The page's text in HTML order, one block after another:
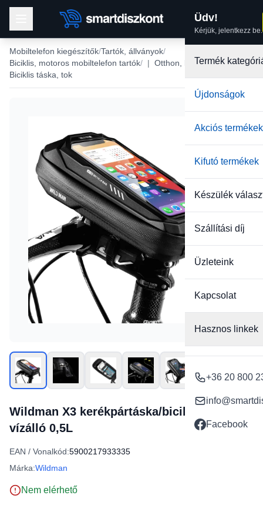
Üdv!
Kérjük, jelentkezz be.
Termék
Újdonságok
Akciós termékek
Kifutó termékek
Készülék
Szállítási díj
Üzleteink
Kapcsolat
Hasznos linkek
+36 20 800
Facebook
Mobiltelefon kiegészítők Tartók, állványok
Biciklis, motoros mobiltelefon tartók
| Otthon, kert
Biciklis táska, tok
Wildman X3 kerékpártáska/biciklis táska
vízálló 0,5L
EAN / Vonalkód:5900217933335
Márka:Wildman
Nem elérhető